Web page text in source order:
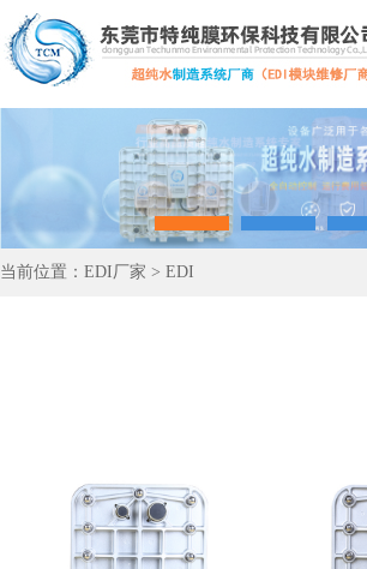
当前位置： EDI厂家 > EDI